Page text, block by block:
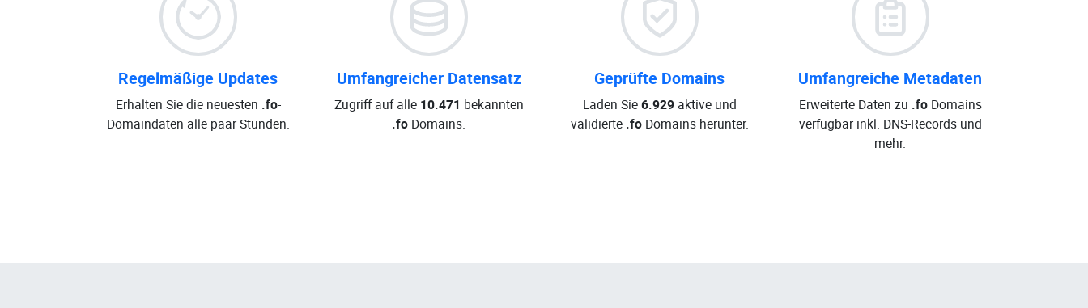
Regelmäßige Updates
Erhalten Sie die neuesten .fo-
Domaindaten alle paar Stunden.
Umfangreicher Datensatz
Zugriff auf alle 10.471 bekannten
.fo Domains.
Geprüfte Domains
Laden Sie6.929aktive und
validierte .foDomains herunter.
Umfangreiche Metadaten
Erweiterte Daten zu .foDomains
verfügbar inkl. DNS-Records und
mehr.